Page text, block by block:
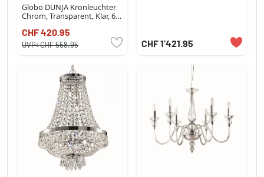
Globo DUNJA Kronleuchter
Chrom, Transparent, Klar, 6-
CHF 420.95
UVP:CHF 558.95 CHF 1’421.95